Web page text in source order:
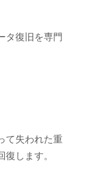
タ復旧を専門
て失われた重
します。